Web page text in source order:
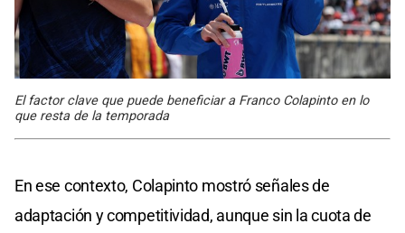
El factor clave que puede beneficiar a Franco Colapinto en lo
que resta de la temporada
En ese contexto, Colapinto mostró señales de
adaptación y competitividad, aunque sin la cuota de